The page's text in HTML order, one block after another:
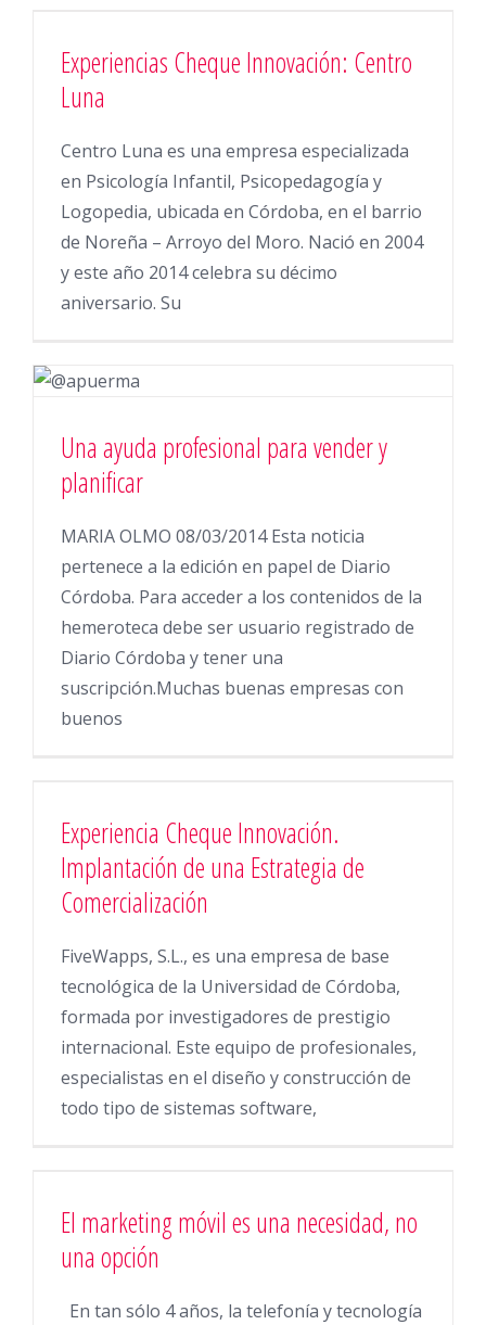
Experiencias Cheque Innovación: Centro
Luna
Centro Luna es una empresa especializada
en Psicología Infantil, Psicopedagogía y
Logopedia, ubicada en Córdoba, en el barrio
de Noreña – Arroyo del Moro. Nació en 2004
y este año 2014 celebra su décimo
aniversario. Su
Una ayuda profesional para vender y
planificar
MARIA OLMO 08/03/2014 Esta noticia
pertenece a la edición en papel de Diario
Córdoba. Para acceder a los contenidos de la
hemeroteca debe ser usuario registrado de
Diario Córdoba y tener una
suscripción.Muchas buenas empresas con
buenos
Experiencia Cheque Innovación.
Implantación de una Estrategia de
Comercialización
FiveWapps, S.L., es una empresa de base
tecnológica de la Universidad de Córdoba,
formada por investigadores de prestigio
internacional. Este equipo de profesionales,
especialistas en el diseño y construcción de
todo tipo de sistemas software,
El marketing móvil es una necesidad, no
una opción
En tan sólo 4 años, la telefonía y tecnología